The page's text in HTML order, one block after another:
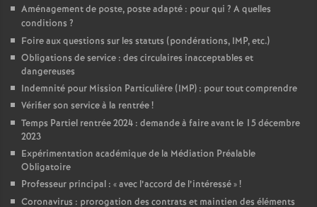
Aménagement de poste, poste adapté : pour qui ? A quelles
conditions ?
Foire aux questions sur les statuts (pondérations, IMP, etc.)
Obligations de service : des circulaires inacceptables et
dangereuses
Indemnité pour Mission Particulière (IMP) : pour tout comprendre
Vérifier son service à la rentrée!
Temps Partiel rentrée 2024 : demande à faire avant le 15 décembre
2023
Expérimentation académique de la Médiation Préalable
Obligatoire
Professeur principal : «avec l’accord de l’intéressé»!
Coronavirus : prorogation des contrats et maintien des éléments